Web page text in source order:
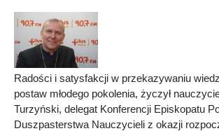
Radości i satysfakcji w przekazywaniu
postaw młodego pokolenia, życzył
Turzyński, delegat Konferencji Episkopatu
Duszpasterstwa Nauczycieli z okazji